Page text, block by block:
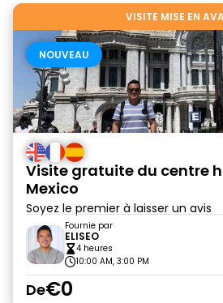
VISITE MISE EN
NOUVEAU
Visite gratuite du centre
Mexico
Soyez le premier à laisser un avis
Fournie par
ELISEO
4 heures
10:00 AM, 3:00 PM
De€0